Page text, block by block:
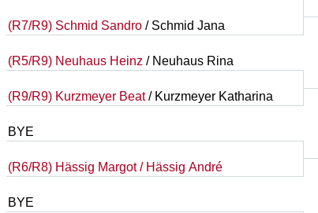
(R7/R9) Schmid Sandro / Schmid Jana
(R5/R9) Neuhaus Heinz / Neuhaus Rina
(R9/R9) Kurzmeyer Beat/ Kurzmeyer Katharina
BYE
(R6/R8) Hässig Margot/ Hässig André
BYE